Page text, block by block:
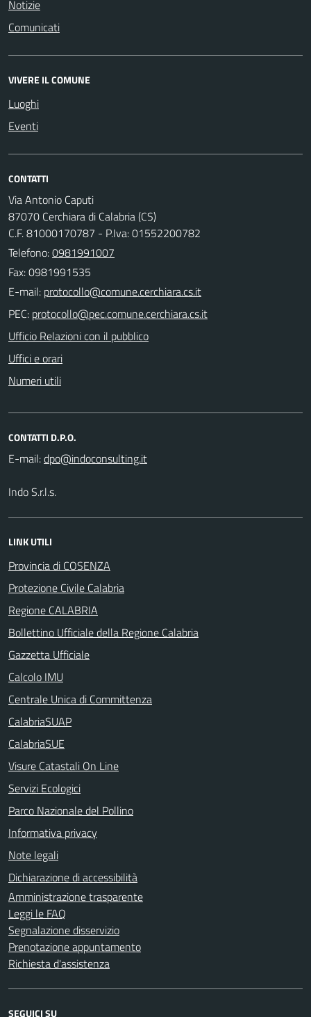
Notizie
Comunicati
VIVERE IL COMUNE
Luoghi
Eventi
CONTATTI
Via Antonio Caputi
87070 Cerchiara di Calabria (CS)
C.F. 81000170787 - P.Iva: 01552200782
Telefono:0981991007
Fax: 0981991535
E-mail:
PEC:
Ufficio Relazioni con il pubblico
Uffici e orari
Numeri utili
CONTATTI D.P.O.
E-mail:
Indo S.r.l.s.
LINK UTILI
Provincia di COSENZA
Protezione Civile Calabria
Regione CALABRIA
Bollettino Ufficiale della Regione Calabria
Gazzetta Ufficiale
Calcolo IMU
Centrale Unica di Committenza
CalabriaSUAP
CalabriaSUE
Visure Catastali On Line
Servizi Ecologici
Parco Nazionale del Pollino
Informativa privacy
Note legali
Dichiarazione di accessibilità
Amministrazione trasparente
Leggi le FAQ
Segnalazione disservizio
Prenotazione appuntamento
Richiesta d'assistenza
SEGUICI SU